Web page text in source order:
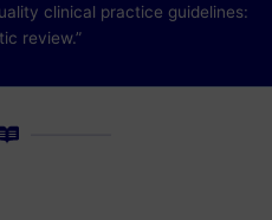
clinical practice guidelines:
review.”